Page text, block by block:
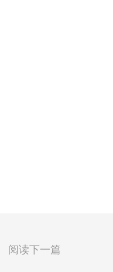
阅读下一篇